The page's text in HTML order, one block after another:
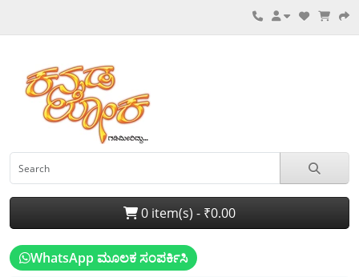
0 item(s) - ₹0.00
WhatsApp ಮೂಲಕ ಸಂಪರ್ಕಿಸಿ